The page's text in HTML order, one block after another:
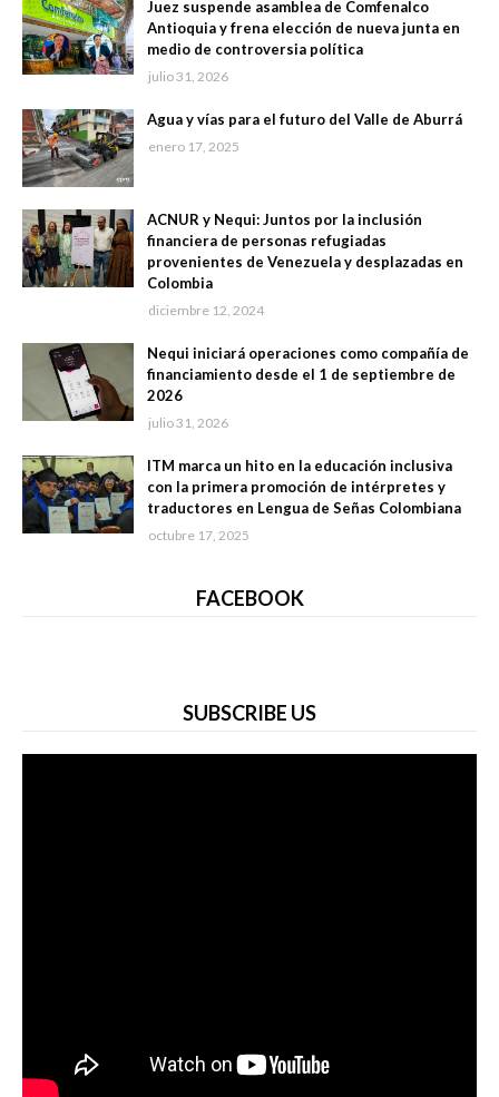
Juez suspende asamblea de Comfenalco
Antioquia y frena elección de nueva junta en
medio de controversia política
julio 31, 2026
Agua y vías para el futuro del Valle de Aburrá
enero 17, 2025
ACNUR y Nequi: Juntos por la inclusión
financiera de personas refugiadas
provenientes de Venezuela y desplazadas en
Colombia
diciembre 12, 2024
Nequi iniciará operaciones como compañía de
financiamiento desde el 1 de septiembre de
2026
julio 31, 2026
ITM marca un hito en la educación inclusiva
con la primera promoción de intérpretes y
traductores en Lengua de Señas Colombiana
octubre 17, 2025
FACEBOOK
SUBSCRIBE US